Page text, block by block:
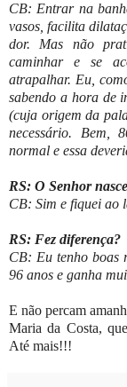
CB: Entrar na
vasos, facilita
dor. Mas não
caminhar e se
atrapalhar. Eu,
sabendo a hora de
(cuja origem da
necessário. Bem,
normal e essa
RS: O Senhor
CB: Sim e fiquei ao
RS: Fez diferença?
CB: Eu tenho boas
96 anos e ganha
E não percam
Maria da Costa,
Até mais!!!